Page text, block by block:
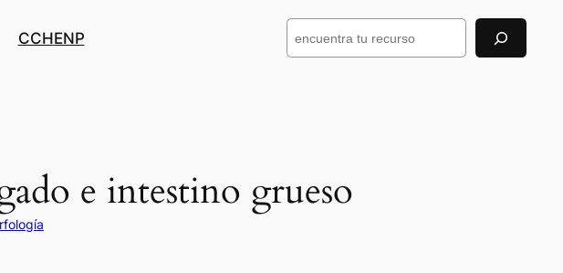
CCHENP
Buscar
e intestino grueso